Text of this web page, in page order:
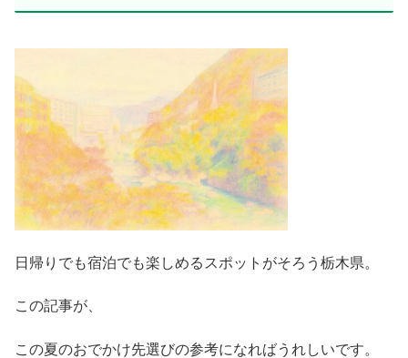
日帰りでも宿泊でも楽しめるスポットがそろう栃木県。
この記事が、
この夏のおでかけ先選びの参考になればうれしいです。